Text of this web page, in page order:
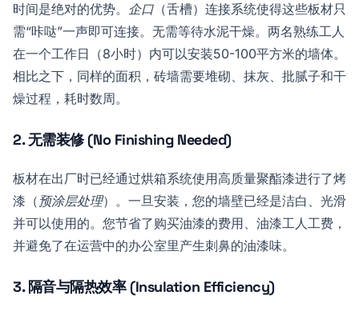
时间是绝对的优势。 企口 （舌槽）连接系统使得这些板材只
需“咔哒”一声即可连接。无需等待水泥干燥。两名熟练工人
在一个工作日（8小时）内可以安装50-100平方米的墙体。
相比之下，同样的面积，砖墙需要堆砌、抹灰、批腻子和干
燥过程，耗时数周。
2. 无需装修 (No Finishing Needed)
板材在出厂时已经通过烘箱系统使用高质量聚酯漆进行了烤
漆（ 预涂层处理）。一旦安装，您的墙壁已经是洁白、光滑
并可以使用的。您节省了购买油漆的费用、油漆工人工费，
并避免了在运营中的办公室里产生刺鼻的油漆味。
3. 隔音与隔热效率 (Insulation Efficiency)